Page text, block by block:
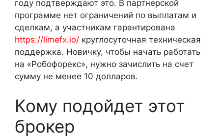
году подтверждают это. В партнерской
программе нет ограничений по выплатам и
сделкам, а участникам гарантирована
https://limefx.io/ круглосуточная техническая
поддержка. Новичку, чтобы начать работать
на «Робофорекс», нужно зачислить на счет
сумму не менее 10 долларов.
Кому подойдет этот
брокер